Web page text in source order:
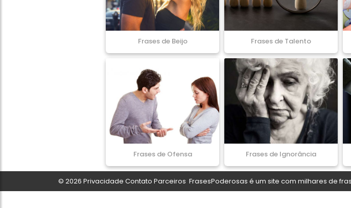
Frases de Beijo Frases de Talento
Frases de Ofensa Frases de Ignorância
© 2026 Privacidade Contato Parceiros FrasesPoderosas é um site com milhares de